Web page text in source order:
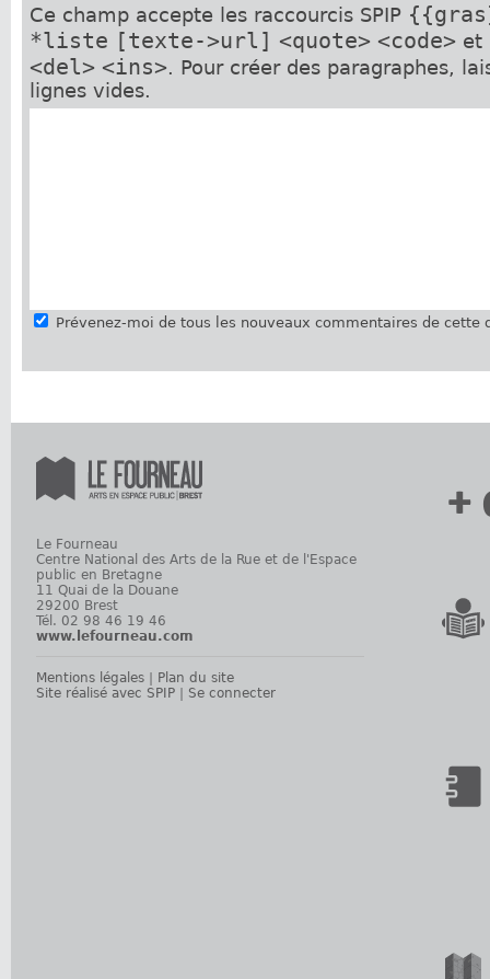
Ce champ accepte les raccourcis SPIP
*liste [texte->url] <quote> <code>et
<del> <ins>. Pour créer des paragraphes,
lignes vides.
Prévenez-moi de tous les nouveaux commentaires de cette
Le Fourneau
Centre National des Arts de la Rue et de l'Espace
public en Bretagne
11 Quai de la Douane
29200 Brest
Tél. 02 98 46 19 46
www.lefourneau.com
Mentions légales
Plan du site
Site réalisé avec SPIP
Se connecter
+